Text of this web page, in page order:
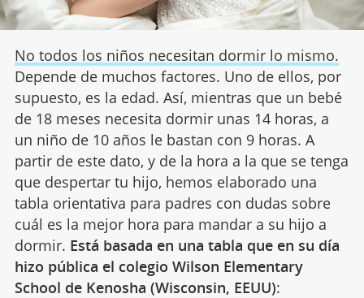
No todos los niños necesitan dormir lo mismo.
Depende de muchos factores. Uno de ellos, por
supuesto, es la edad. Así, mientras que un bebé
de 18 meses necesita dormir unas 14 horas, a
un niño de 10 años le bastan con 9 horas. A
partir de este dato, y de la hora a la que se tenga
que despertar tu hijo, hemos elaborado una
tabla orientativa para padres con dudas sobre
cuál es la mejor hora para mandar a su hijo a
dormir. Está basada en una tabla que en su día
hizo pública el colegio Wilson Elementary
School de Kenosha (Wisconsin, EEUU):